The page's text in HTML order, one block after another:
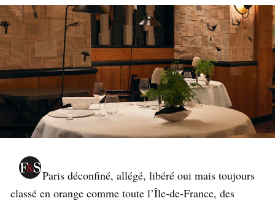
Paris déconfiné, allégé, libéré oui mais toujours
classé en orange comme toute l’Île-de-France, des